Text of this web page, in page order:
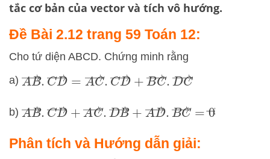
tắc cơ bản của vector và tích vô hướng.
Đề Bài 2.12 trang 59 Toán 12:
Cho tứ diện ABCD. Chứng minh rằng
a) AB→.CD→=A C→. CD→+BC→
b) AB→.CD→+A C→. D B→+AD→.B
Phân tích và Hướng dẫn giải: